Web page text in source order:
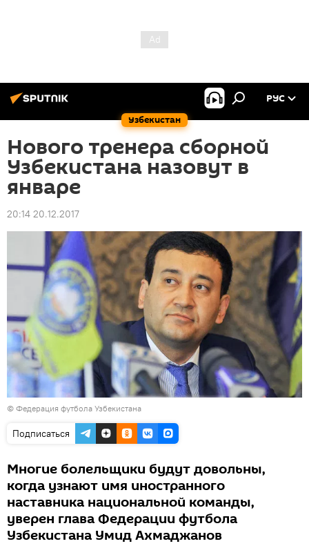
Узбекистан
РУС
Нового тренера сборной
Узбекистана назовут в
январе
20:14 20.12.2017
© Федерация футбола Узбекистана
Подписаться
Многие болельщики будут довольны,
когда узнают имя иностранного
наставника национальной команды,
уверен глава Федерации футбола
Узбекистана Умид Ахмаджанов